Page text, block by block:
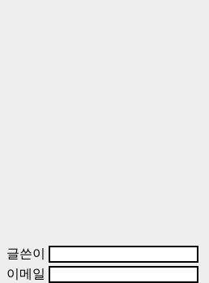
글쓴이
이메일